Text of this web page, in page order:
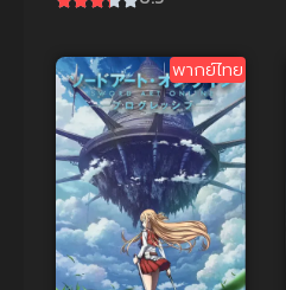
พากย์ไทย